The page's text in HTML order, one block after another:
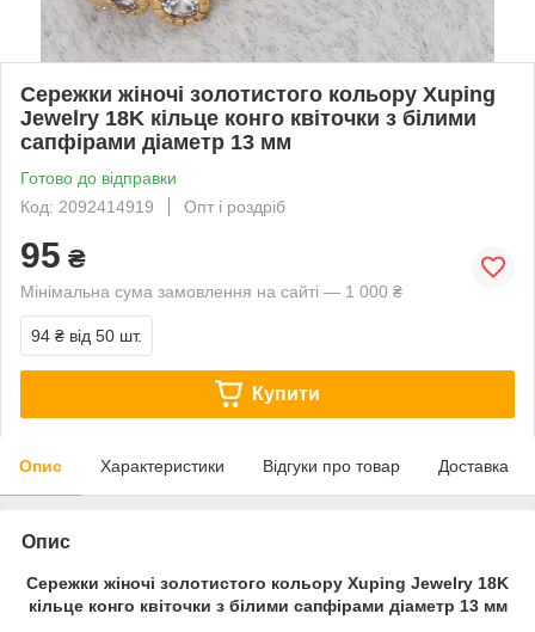
Сережки жіночі золотистого кольору Xuping
Jewelry 18K кільце конго квіточки з білими
сапфірами діаметр 13 мм
Готово до відправки
Код: 2092414919
Опт і роздріб
95 ₴
Мінімальна сума замовлення на сайті — 1 000 ₴
94 ₴ від 50 шт.
Купити
Опис Характеристики Відгуки про товар Доставка
Опис
Сережки жіночі золотистого кольору Xuping Jewelry 18K
кільце конго квіточки з білими сапфірами діаметр 13 мм